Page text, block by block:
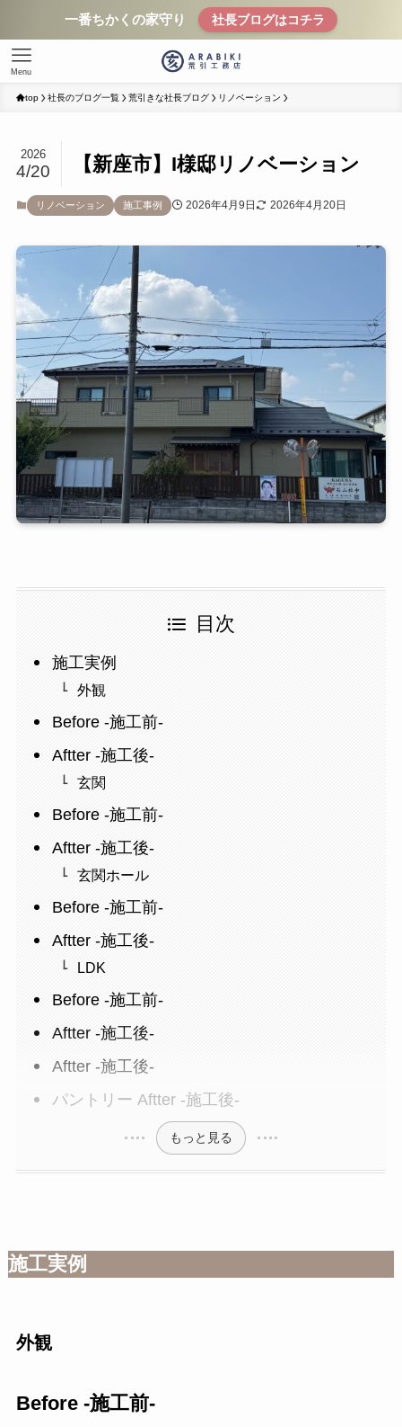
一番ちかくの家守り 社長ブログはコチラ
Menu
top 社長のブログ一覧 荒引きな社長ブログ リノベーション
【新座市】I様邸リノベーション
2026
4/20
リノベーション 施工事例 2026年4月9日 2026年4月20日
目次
施工実例
外観
Before -施工前-
Aftter -施工後-
玄関
Before -施工前-
Aftter -施工後-
玄関ホール
Before -施工前-
Aftter -施工後-
LDK
Before -施工前-
Aftter -施工後-
Aftter -施工後-
パントリー Aftter -施工後-
もっと見る
施工実例
外観
Before -施工前-